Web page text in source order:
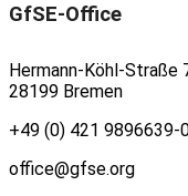
GfSE-Office
Hermann-Köhl-Straße
28199 Bremen
+49 (0) 421 9896639-
office@gfse.org